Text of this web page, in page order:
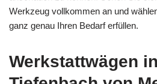
Werkzeug vollkommen an und
ganz genau Ihren Bedarf erfüllen.
Werkstattwägen